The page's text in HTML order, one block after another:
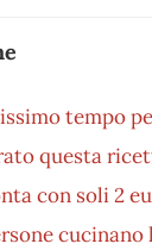
tempo
questa
con soli 2